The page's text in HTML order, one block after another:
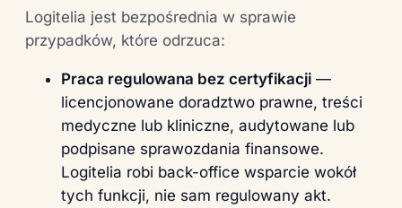
Logitelia jest bezpośrednia w sprawie
przypadków, które odrzuca:
Praca regulowana bez certyfikacji —
licencjonowane doradztwo prawne, treści
medyczne lub kliniczne, audytowane lub
podpisane sprawozdania finansowe.
Logitelia robi back-office wsparcie wokół
tych funkcji, nie sam regulowany akt.